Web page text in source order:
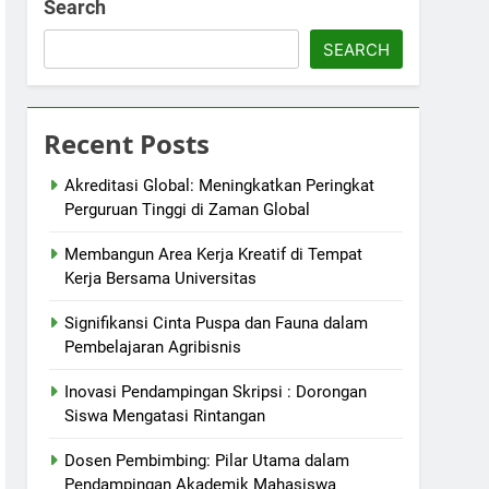
Search
SEARCH
Recent Posts
Akreditasi Global: Meningkatkan Peringkat
Perguruan Tinggi di Zaman Global
Membangun Area Kerja Kreatif di Tempat
Kerja Bersama Universitas
Signifikansi Cinta Puspa dan Fauna dalam
Pembelajaran Agribisnis
Inovasi Pendampingan Skripsi : Dorongan
Siswa Mengatasi Rintangan
Dosen Pembimbing: Pilar Utama dalam
Pendampingan Akademik Mahasiswa